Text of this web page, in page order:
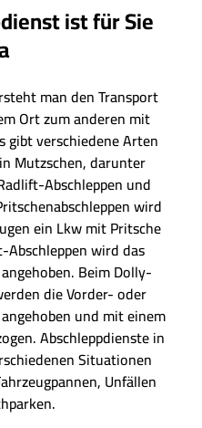
ist für Sie
man den Transport
Ort zum anderen mit
gibt verschiedene Arten
Mutzschen, darunter
Abschleppen und
wird
ein Lkw mit Pritsche
wird das
Beim Dolly-
die Vorder- oder
und mit einem
Abschleppdienste in
Situationen
Unfällen